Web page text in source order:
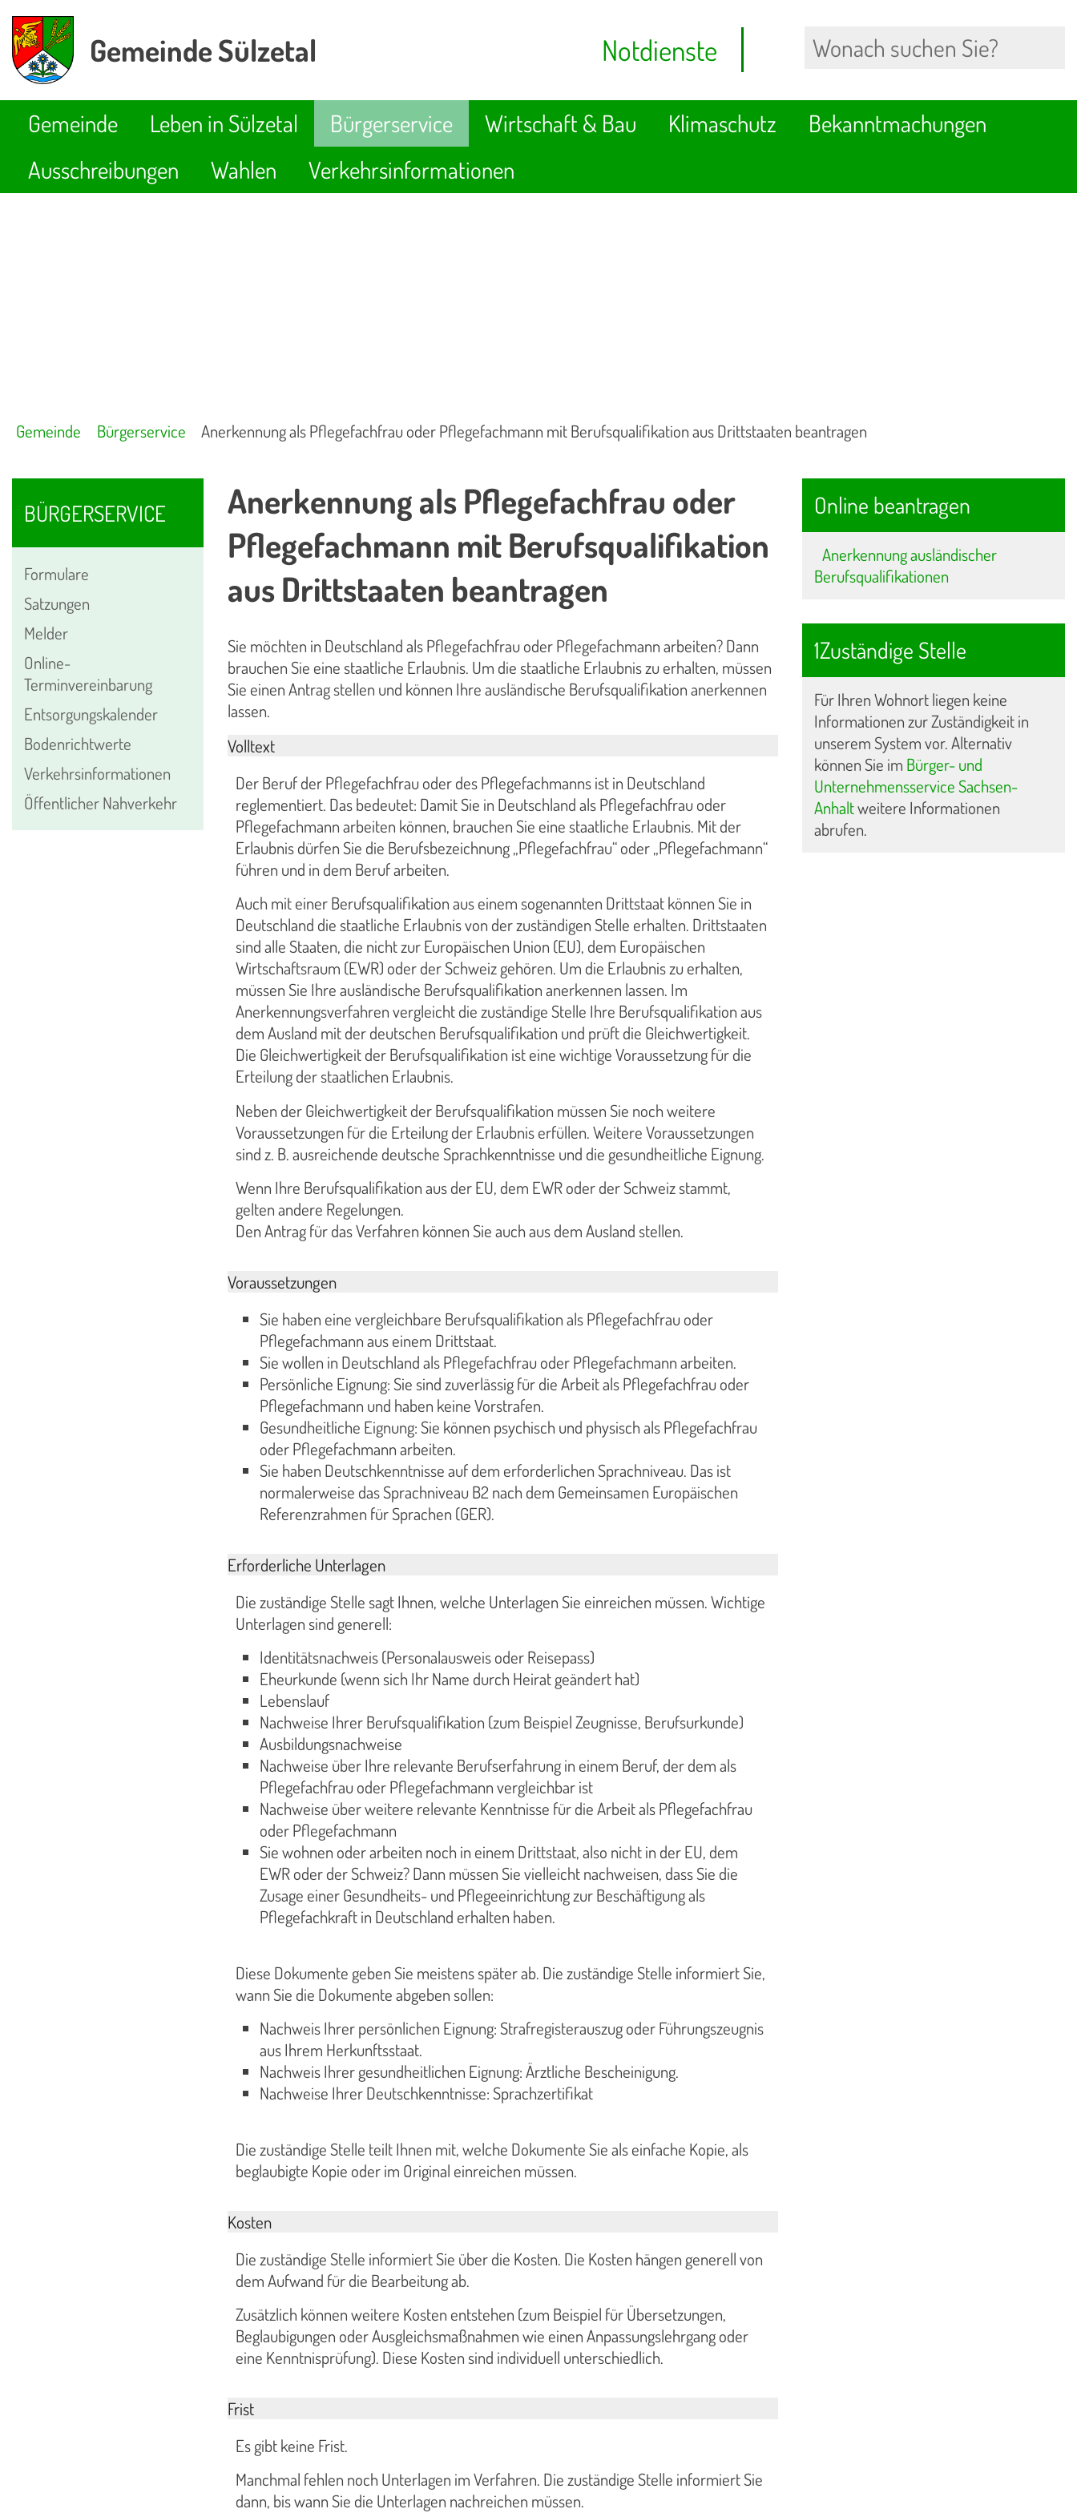
Gemeinde Sülzetal Notdienste
Gemeinde Leben in Sülzetal Bürgerservice Wirtschaft & Bau Klimaschutz
Bekanntmachungen
Ausschreibungen
Wahlen Verkehrsinformationen
Gemeinde Bürgerservice Anerkennung als Pflegefachfrau oder Pflegefachmann mit Berufsqualifikation aus Drittstaaten beantragen
BÜRGERSERVICE
Formulare
Satzungen
Melder
Online-
Terminvereinbarung
Entsorgungskalender
Bodenrichtwerte
Verkehrsinformationen
Öffentlicher Nahverkehr
Anerkennung als Pflegefachfrau oder
Pflegefachmann mit Berufsqualifikation
aus Drittstaaten beantragen
Sie möchten in Deutschland als Pflegefachfrau oder Pflegefachmann arbeiten? Dann
brauchen Sie eine staatliche Erlaubnis. Um die staatliche Erlaubnis zu erhalten, müssen
Sie einen Antrag stellen und können Ihre ausländische Berufsqualifikation anerkennen
lassen.
Volltext
Der Beruf der Pflegefachfrau oder des Pflegefachmanns ist in Deutschland
reglementiert. Das bedeutet: Damit Sie in Deutschland als Pflegefachfrau oder
Pflegefachmann arbeiten können, brauchen Sie eine staatliche Erlaubnis. Mit der
Erlaubnis dürfen Sie die Berufsbezeichnung „Pflegefachfrau“ oder „Pflegefachmann“
führen und in dem Beruf arbeiten.
Auch mit einer Berufsqualifikation aus einem sogenannten Drittstaat können Sie in
Deutschland die staatliche Erlaubnis von der zuständigen Stelle erhalten. Drittstaaten
sind alle Staaten, die nicht zur Europäischen Union (EU), dem Europäischen
Wirtschaftsraum (EWR) oder der Schweiz gehören. Um die Erlaubnis zu erhalten,
müssen Sie Ihre ausländische Berufsqualifikation anerkennen lassen. Im
Anerkennungsverfahren vergleicht die zuständige Stelle Ihre Berufsqualifikation aus
dem Ausland mit der deutschen Berufsqualifikation und prüft die Gleichwertigkeit.
Die Gleichwertigkeit der Berufsqualifikation ist eine wichtige Voraussetzung für die
Erteilung der staatlichen Erlaubnis.
Neben der Gleichwertigkeit der Berufsqualifikation müssen Sie noch weitere
Voraussetzungen für die Erteilung der Erlaubnis erfüllen. Weitere Voraussetzungen
sind z. B. ausreichende deutsche Sprachkenntnisse und die gesundheitliche Eignung.
Wenn Ihre Berufsqualifikation aus der EU, dem EWR oder der Schweiz stammt,
gelten andere Regelungen.
Den Antrag für das Verfahren können Sie auch aus dem Ausland stellen.
Voraussetzungen
Sie haben eine vergleichbare Berufsqualifikation als Pflegefachfrau oder
Pflegefachmann aus einem Drittstaat.
Sie wollen in Deutschland als Pflegefachfrau oder Pflegefachmann arbeiten.
Persönliche Eignung: Sie sind zuverlässig für die Arbeit als Pflegefachfrau oder
Pflegefachmann und haben keine Vorstrafen.
Gesundheitliche Eignung: Sie können psychisch und physisch als Pflegefachfrau
oder Pflegefachmann arbeiten.
Sie haben Deutschkenntnisse auf dem erforderlichen Sprachniveau. Das ist
normalerweise das Sprachniveau B2 nach dem Gemeinsamen Europäischen
Referenzrahmen für Sprachen (GER).
Erforderliche Unterlagen
Die zuständige Stelle sagt Ihnen, welche Unterlagen Sie einreichen müssen. Wichtige
Unterlagen sind generell:
Identitätsnachweis (Personalausweis oder Reisepass)
Eheurkunde (wenn sich Ihr Name durch Heirat geändert hat)
Lebenslauf
Nachweise Ihrer Berufsqualifikation (zum Beispiel Zeugnisse, Berufsurkunde)
Ausbildungsnachweise
Nachweise über Ihre relevante Berufserfahrung in einem Beruf, der dem als
Pflegefachfrau oder Pflegefachmann vergleichbar ist
Nachweise über weitere relevante Kenntnisse für die Arbeit als Pflegefachfrau
oder Pflegefachmann
Sie wohnen oder arbeiten noch in einem Drittstaat, also nicht in der EU, dem
EWR oder der Schweiz? Dann müssen Sie vielleicht nachweisen, dass Sie die
Zusage einer Gesundheits- und Pflegeeinrichtung zur Beschäftigung als
Pflegefachkraft in Deutschland erhalten haben.
Diese Dokumente geben Sie meistens später ab. Die zuständige Stelle informiert Sie,
wann Sie die Dokumente abgeben sollen:
Nachweis Ihrer persönlichen Eignung: Strafregisterauszug oder Führungszeugnis
aus Ihrem Herkunftsstaat.
Nachweis Ihrer gesundheitlichen Eignung: Ärztliche Bescheinigung.
Nachweise Ihrer Deutschkenntnisse: Sprachzertifikat
Die zuständige Stelle teilt Ihnen mit, welche Dokumente Sie als einfache Kopie, als
beglaubigte Kopie oder im Original einreichen müssen.
Kosten
Die zuständige Stelle informiert Sie über die Kosten. Die Kosten hängen generell von
dem Aufwand für die Bearbeitung ab.
Zusätzlich können weitere Kosten entstehen (zum Beispiel für Übersetzungen,
Beglaubigungen oder Ausgleichsmaßnahmen wie einen Anpassungslehrgang oder
eine Kenntnisprüfung). Diese Kosten sind individuell unterschiedlich.
Frist
Es gibt keine Frist.
Manchmal fehlen noch Unterlagen im Verfahren. Die zuständige Stelle informiert Sie
dann, bis wann Sie die Unterlagen nachreichen müssen.
Online beantragen
Anerkennung ausländischer
Berufsqualifikationen
1Zuständige Stelle
Für Ihren Wohnort liegen keine
Informationen zur Zuständigkeit in
unserem System vor. Alternativ
können Sie im Bürger- und
Unternehmensservice Sachsen-
Anhaltweitere Informationen
abrufen.